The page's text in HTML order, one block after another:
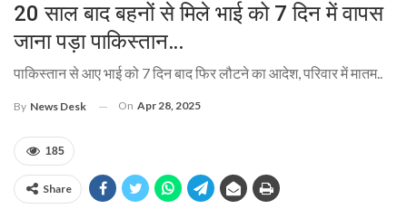
20 साल बाद बहनों से मिले भाई को 7 दिन में वापस
जाना पड़ा पाकिस्तान…
पाकिस्तान से आए भाई को 7 दिन बाद फिर लौटने का आदेश, परिवार में मातम..
By News Desk On Apr 28, 2025
185
Share